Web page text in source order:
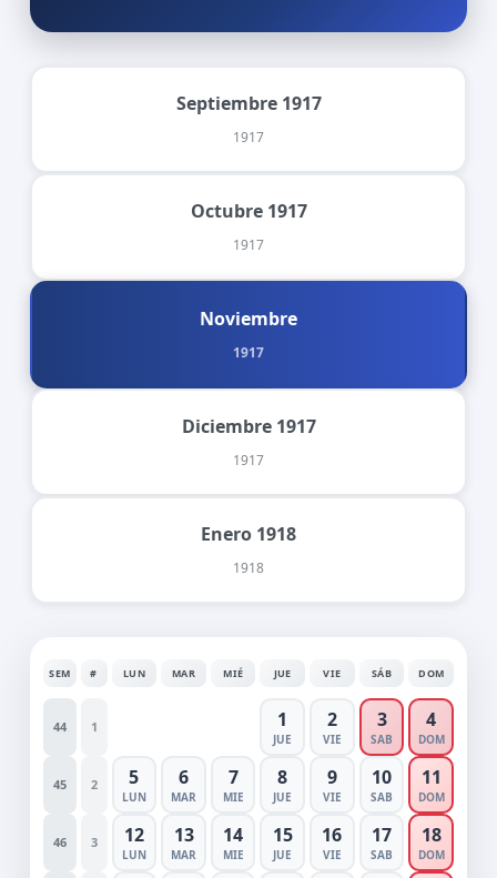
Septiembre 1917
1917
Octubre 1917
1917
Noviembre
1917
Diciembre 1917
1917
Enero 1918
1918
SEM # LUN MAR MIÉ JUE VIE SÁB DOM
44 1 1
JUE
2
VIE
3
SAB
4
DOM
45 2 5
LUN
6
MAR
7
MIE
8
JUE
9
VIE
10
SAB
11
DOM
46 3 12
LUN
13
MAR
14
MIE
15
JUE
16
VIE
17
SAB
18
DOM